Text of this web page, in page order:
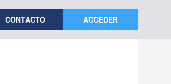
CONTACTO ACCEDER